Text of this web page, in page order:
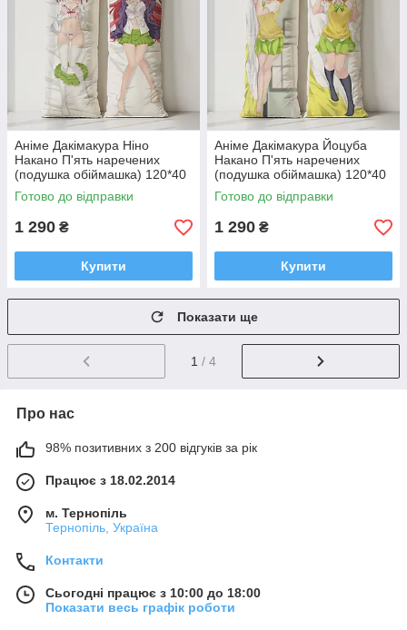
Аніме Дакімакура Ніно
Накано П'ять наречених
(подушка обіймашка) 120*40
см
Готово до відправки
1 290 ₴
Купити
Аніме Дакімакура Йоцуба
Накано П'ять наречених
(подушка обіймашка) 120*40
см
Готово до відправки
1 290 ₴
Купити
Показати ще
1 / 4
Про нас
98% позитивних з 200 відгуків за рік
Працює з 18.02.2014
м. Тернопіль
Тернопіль, Україна
Контакти
Сьогодні працює з 10:00 до 18:00
Показати весь графік роботи